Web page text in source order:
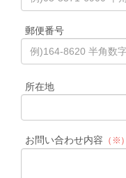
郵便番号
所在地
お問い合わせ内容 （※）